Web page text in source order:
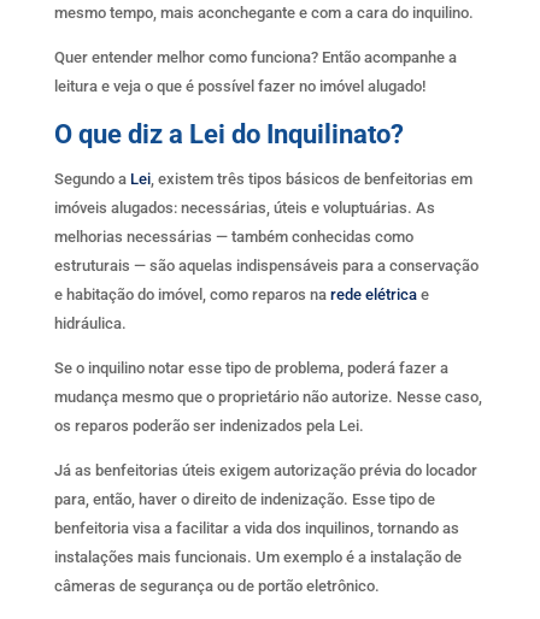
mesmo tempo, mais aconchegante e com a cara do inquilino.
Quer entender melhor como funciona? Então acompanhe a
leitura e veja o que é possível fazer no imóvel alugado!
O que diz a Lei do Inquilinato?
Segundo a Lei, existem três tipos básicos de benfeitorias em
imóveis alugados: necessárias, úteis e voluptuárias. As
melhorias necessárias — também conhecidas como
estruturais — são aquelas indispensáveis para a conservação
e habitação do imóvel, como reparos na rede elétricae
hidráulica.
Se o inquilino notar esse tipo de problema, poderá fazer a
mudança mesmo que o proprietário não autorize. Nesse caso,
os reparos poderão ser indenizados pela Lei.
Já as benfeitorias úteis exigem autorização prévia do locador
para, então, haver o direito de indenização. Esse tipo de
benfeitoria visa a facilitar a vida dos inquilinos, tornando as
instalações mais funcionais. Um exemplo é a instalação de
câmeras de segurança ou de portão eletrônico.